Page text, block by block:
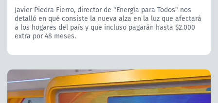
Javier Piedra Fierro, director de "Energía para Todos" nos
detalló en qué consiste la nueva alza en la luz que afectará
a los hogares del país y que incluso pagarán hasta $2.000
extra por 48 meses.